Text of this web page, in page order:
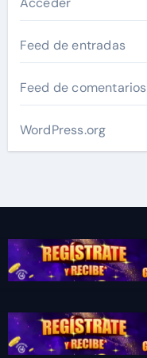
Feed de entradas
Feed de comentarios
WordPress.org